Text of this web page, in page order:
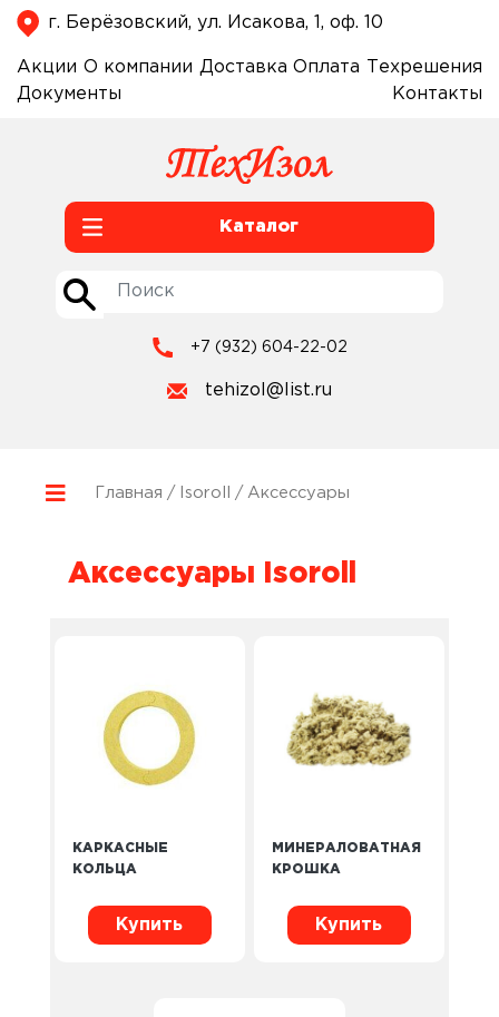
г. Берёзовский, ул. Исакова, 1, оф. 10
Акции О компании Доставка Оплата
Техрешения
Документы
Контакты
Каталог
+7 (932) 604-22-02
tehizol@list.ru
Главная / Isoroll / Аксессуары
Аксессуары Isoroll
КАРКАСНЫЕ
КОЛЬЦА
Купить
МИНЕРАЛОВАТНАЯ
КРОШКА
Купить